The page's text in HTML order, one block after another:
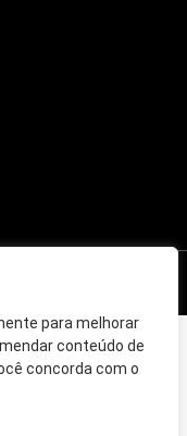
para melhorar
conteúdo de
concorda com o
direitos reservados.